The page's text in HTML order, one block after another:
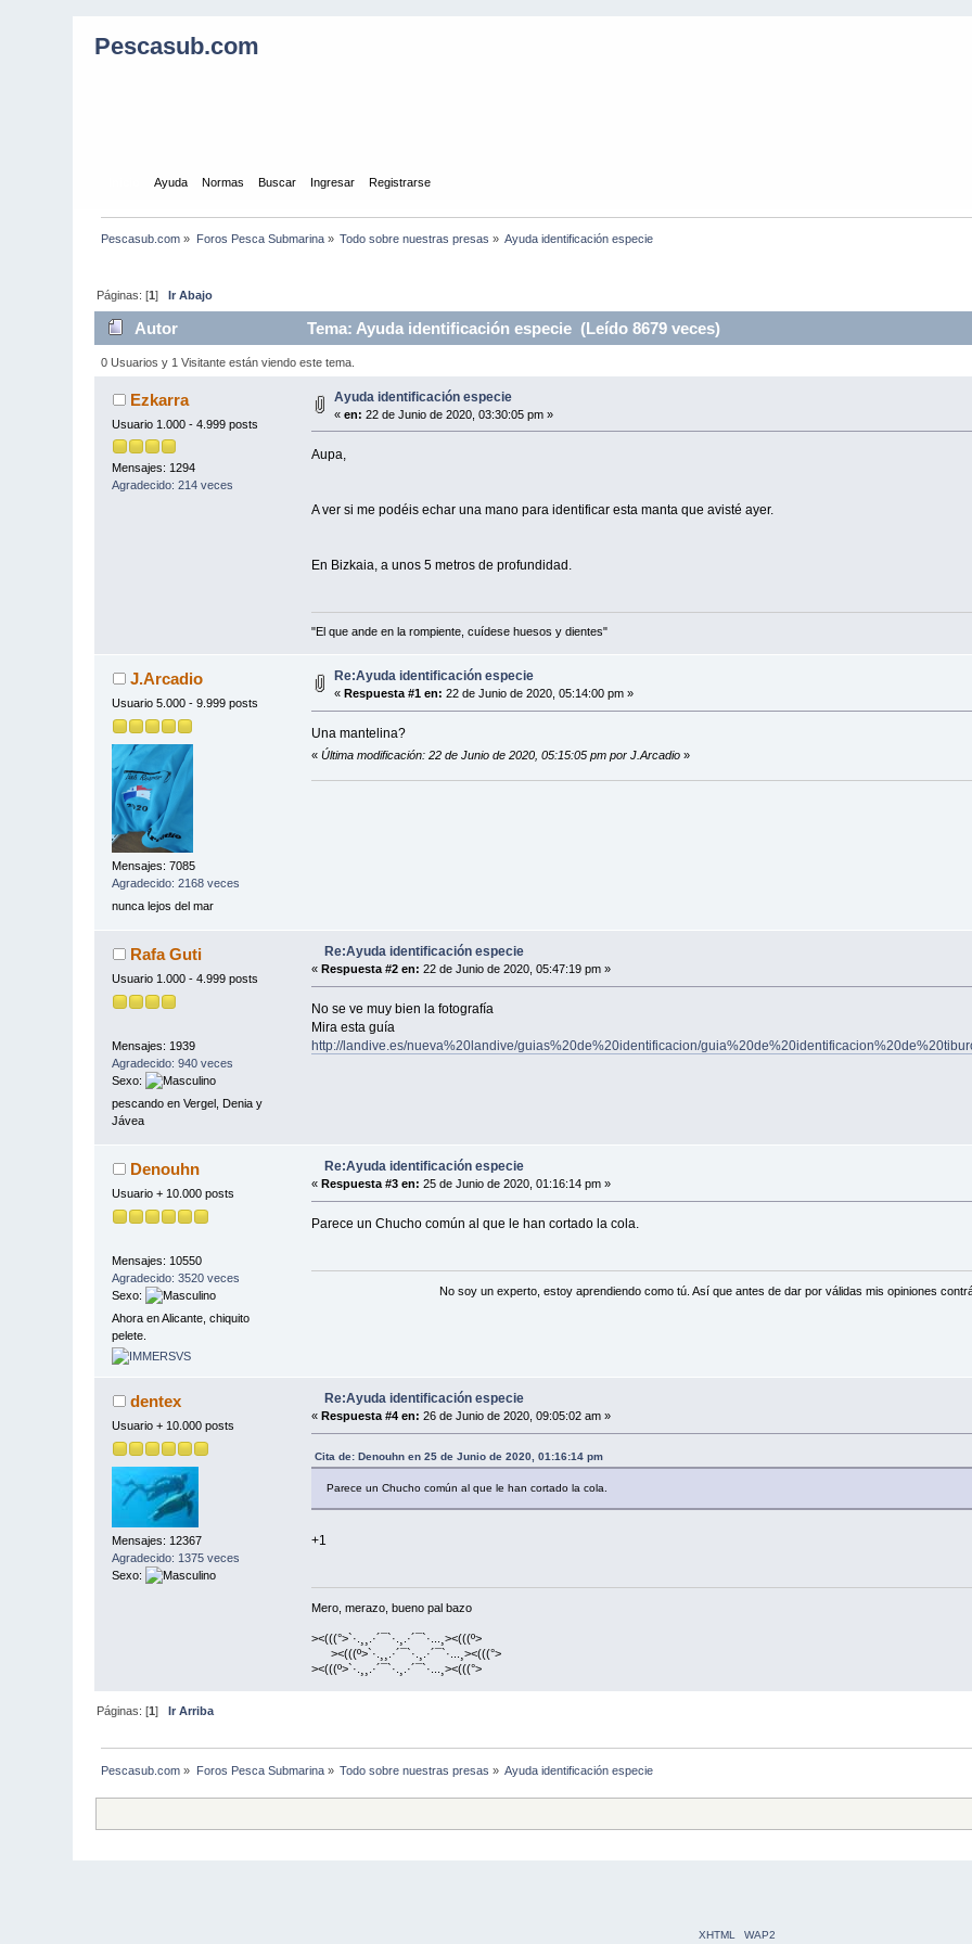
Pescasub.com
Ayuda Normas Buscar Ingresar Registrarse
Pescasub.com » Foros Pesca Submarina» Todo sobre nuestras presas » Ayuda identificación especie
Páginas: [1]Ir Abajo
Autor Tema: Ayuda identificación especie (Leído 8679 veces)
0 Usuarios y 1 Visitante están viendo este tema.
Ezkarra
Usuario 1.000 - 4.999 posts
Mensajes: 1294
Agradecido: 214 veces
Ayuda identificación especie
«en: 22 de Junio de 2020, 03:30:05 pm »
Aupa,
A ver si me podéis echar una mano para identificar esta manta que avisté ayer.
En Bizkaia, a unos 5 metros de profundidad.
"El que ande en la rompiente, cuídese huesos y dientes"
J.Arcadio
Usuario 5.000 - 9.999 posts
Mensajes: 7085
Agradecido: 2168 veces
nunca lejos del mar
Re:Ayuda identificación especie
« Respuesta #1 en: 22 de Junio de 2020, 05:14:00 pm »
Una mantelina?
« Última modificación: 22 de Junio de 2020, 05:15:05 pm por J.Arcadio»
Rafa Guti
Usuario 1.000 - 4.999 posts
Mensajes: 1939
Agradecido: 940 veces
Sexo:
pescando en Vergel, Denia y
Jávea
Re:Ayuda identificación especie
« Respuesta #2 en: 22 de Junio de 2020, 05:47:19 pm »
No se ve muy bien la fotografía
Mira esta guía
http://landive.es/nueva%20landive/guias%20de%20identificacion/
Denouhn
Usuario + 10.000 posts
Mensajes: 10550
Agradecido: 3520 veces
Sexo:
Ahora en Alicante, chiquito
pelete.
Re:Ayuda identificación especie
« Respuesta #3 en: 25 de Junio de 2020, 01:16:14 pm »
Parece un Chucho común al que le han cortado la cola.
No soy un experto, estoy aprendiendo como tú. Así que antes de dar por válidas mis opiniones
dentex
Usuario + 10.000 posts
Mensajes: 12367
Agradecido: 1375 veces
Sexo:
Re:Ayuda identificación especie
« Respuesta #4 en: 26 de Junio de 2020, 09:05:02 am »
Cita de: Denouhn en 25 de Junio de 2020, 01:16:14 pm
Parece un Chucho común al que le han cortado la cola.
+1
Mero, merazo, bueno pal bazo
><(((°>`·.¸¸.·´¯`·.¸.·´¯`·...¸><(((º>
><(((º>`·.¸¸.·´¯`·.¸.·´¯`·...¸><(((°>
><(((º>`·.¸¸.·´¯`·.¸.·´¯`·...¸><(((°>
Páginas: [1]Ir Arriba
Pescasub.com » Foros Pesca Submarina» Todo sobre nuestras presas » Ayuda identificación especie
XHTML WAP2